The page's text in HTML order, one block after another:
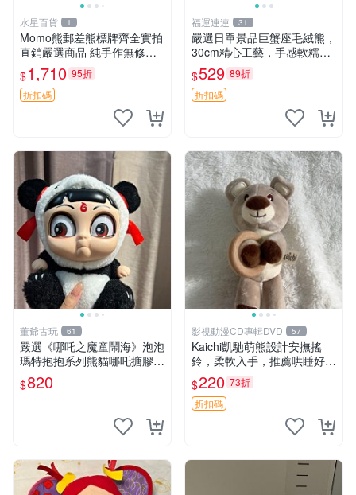
水星百貨 1
Momo熊郵差熊標牌齊全實拍
直銷嚴選商品 純手作無修圖
可收藏 郵差熊 Momo熊 標牌
商品
$1,710 95折
折扣碼
福運連連 31
嚴選日單景品巨蟹座毛絨熊，
30cm精心工藝，手感軟糯推
薦收藏送人 巨蟹座 毛絨玩具
精緻做工
$529 89折
折扣碼
董爺古玩 61
嚴選《哪吒之魔童鬧海》泡泡
瑪特抱抱系列熊貓哪吒搪膠臉
毛絨， STATE：如圖顯示 哪
吒 毛絨公仔 泡泡瑪特
$820
影視動漫CD專輯DVD 57
Kaichi凱馳萌熊設計安撫搖
鈴，柔軟入手，推薦哄睡好選
擇 熊公仔 安撫玩具 喂食環
$220 73折
折扣碼